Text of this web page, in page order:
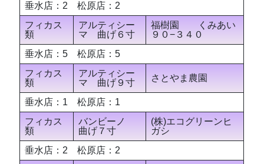
垂水店：2 松原店：2
フィカス
類
アルティシー
マ 曲げ６寸
福樹園 くみあい
９０−３４０
垂水店：5 松原店：5
フィカス
類
アルティシー
マ 曲げ９寸
さとやま農園
垂水店：1 松原店：1
フィカス
類
バンビーノ
曲げ７寸
(株)エコグリーンヒ
ガシ
垂水店：2 松原店：2